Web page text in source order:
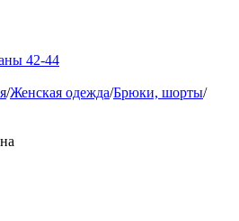
42-44
/Женская одежда/Брюки, шорты/